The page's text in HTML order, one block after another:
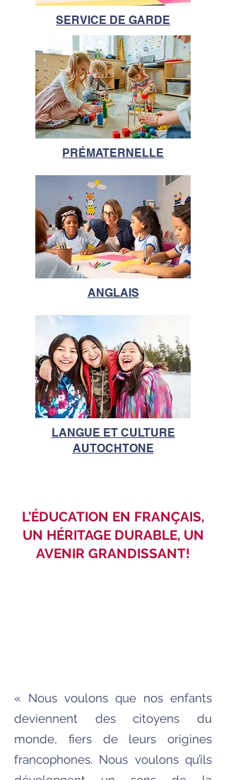
SERVICE DE GARDE
PRÉMATERNELLE
ANGLAIS
LANGUE ET CULTURE
AUTOCHTONE
L'ÉDUCATION EN FRANÇAIS,
UN HÉRITAGE DURABLE, UN
AVENIR GRANDISSANT!
« Nous voulons que nos enfants
deviennent des citoyens du
monde, fiers de leurs origines
francophones. Nous voulons qu’ils